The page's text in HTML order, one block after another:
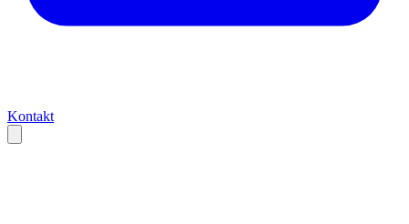
Kontakt